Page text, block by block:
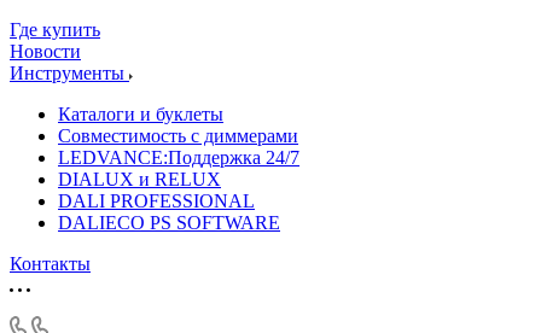
Где купить
Новости
Инструменты
Каталоги и буклеты
Совместимость с диммерами
LEDVANCE:Поддержка 24/7
DIALUX и RELUX
DALI PROFESSIONAL
DALIECO PS SOFTWARE
Контакты